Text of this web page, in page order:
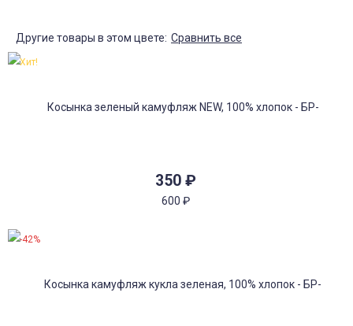
Другие товары в этом цвете: Сравнить все
350 ₽
600 ₽
Хит!
-42%